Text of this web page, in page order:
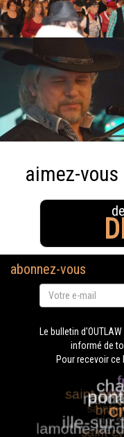
aimez-vous
abonnez-vous
Le bulletin
informé de
Pour recevoir